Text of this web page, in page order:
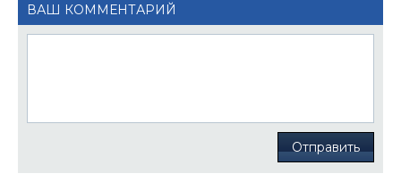
ВАШ КОММЕНТАРИЙ
Отправить